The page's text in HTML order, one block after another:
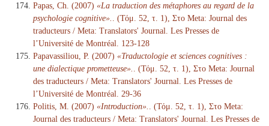
Papas, Ch. (2007) «La traduction des métaphores au regard de la
psychologie cognitive».
. (Τόμ. 52, τ. 1), Στο Meta: Journal des
traducteurs / Meta: Translators' Journal. Les Presses de
l’Université de Montréal. 123-128
Papavassiliou, P. (2007) «Traductologie et sciences cognitives :
une dialectique prometteuse».
. (Τόμ. 52, τ. 1), Στο Meta: Journal
des traducteurs / Meta: Translators' Journal. Les Presses de
l’Université de Montréal. 29-36
Politis, M. (2007) «Introduction».
. (Τόμ. 52, τ. 1), Στο Meta:
Journal des traducteurs / Meta: Translators' Journal. Les Presses de